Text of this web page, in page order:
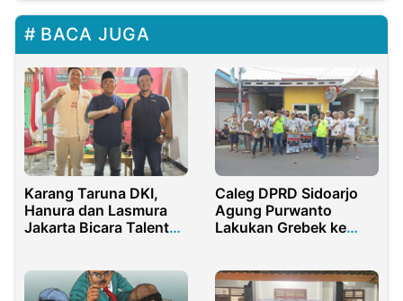
BACA JUGA
Karang Taruna DKI,
Hanura dan Lasmura
Jakarta Bicara Talenta
Caleg DPRD Sidoarjo
Agung Purwanto
Lakukan Grebek ke